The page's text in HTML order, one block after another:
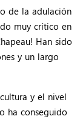
de la adulación
muy crítico en
Han sido
y un largo
y el nivel
ha conseguido